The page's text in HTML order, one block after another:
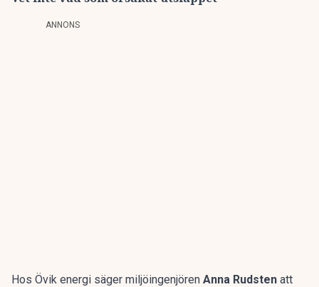
ANNONS
Hos Övik energi säger miljöingenjören Anna Rudsten att